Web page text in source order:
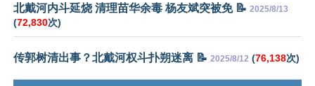
北戴河内斗延烧 清理苗华余毒 杨友斌突被免 📝 2025/8/13
(72,830次)
传郭树清出事？北戴河权斗扑朔迷离 📝 2025/8/12 (76,138次)